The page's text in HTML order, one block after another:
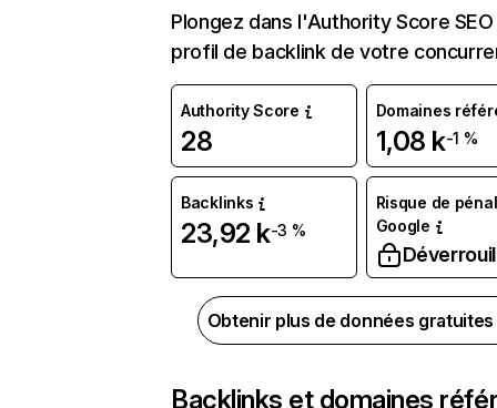
Plongez dans l'Authority Score
profil de backlink de votre
Authority Score
28
Domaines
1,08 k-1 %
Backlinks
23,92 k-3 %
Risque de
Google
Obtenir plus de données
Backlinks et domaines